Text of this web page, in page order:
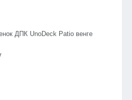
ДПК UnoDeck Patio венге